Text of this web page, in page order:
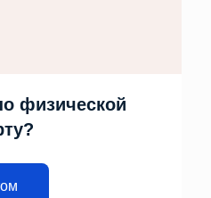
физической